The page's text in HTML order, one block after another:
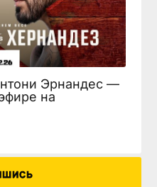
Эрнандес —
на